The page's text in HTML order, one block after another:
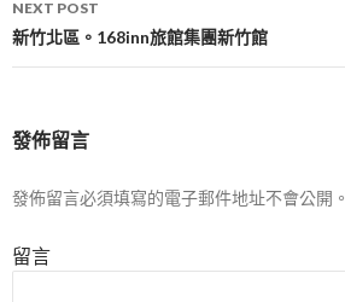
NEXT POST
新竹北區。168inn旅館集團新竹館
發佈留言
發佈留言必須填寫的電子郵件地址不會公開。
留言